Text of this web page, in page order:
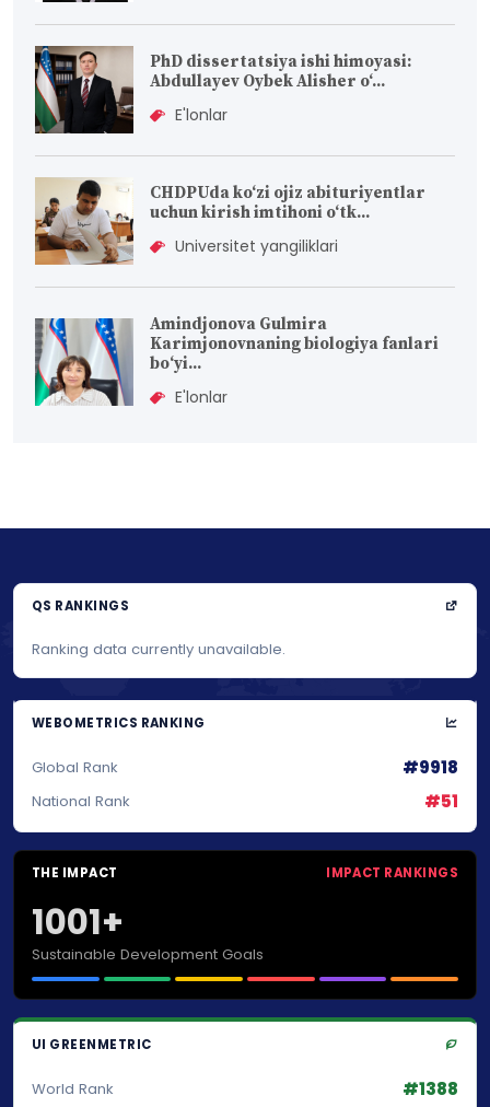
PhD dissertatsiya ishi himoyasi:
Abdullayev Oybek Alisher o‘...
E'lonlar
CHDPUda ko‘zi ojiz abituriyentlar
uchun kirish imtihoni o‘tk...
Universitet yangiliklari
Amindjonova Gulmira
Karimjonovnaning biologiya fanlari
bо‘yi...
E'lonlar
QS RANKINGS
Ranking data currently unavailable.
WEBOMETRICS RANKING
Global Rank #9918
National Rank #51
THE IMPACT IMPACT RANKINGS
1001+
Sustainable Development Goals
UI GREENMETRIC
World Rank #1388